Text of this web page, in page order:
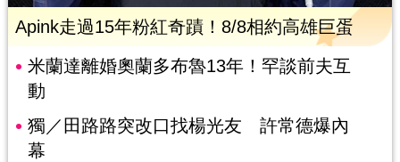
Apink走過15年粉紅奇蹟！8/8相約高雄巨蛋
米蘭達離婚奧蘭多布魯13年！罕談前夫互
動
獨／田路路突改口找楊光友 許常德爆內
幕